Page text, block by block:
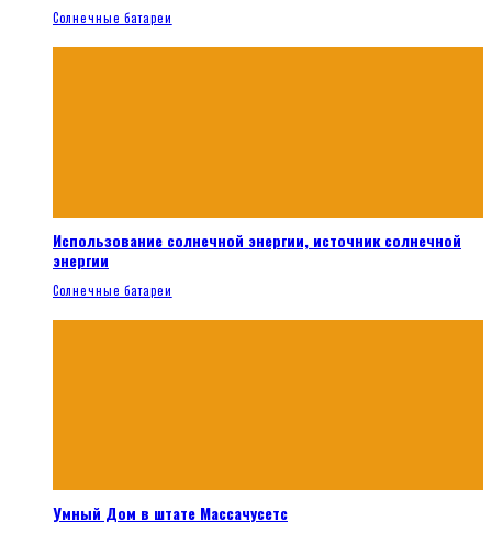
Солнечные батареи
Использование солнечной энергии, источник солнечной
энергии
Солнечные батареи
Умный Дом в штате Массачусетс